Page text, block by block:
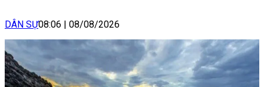
DÂN SỰ08:06 | 08/08/2026